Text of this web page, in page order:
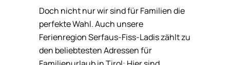
Doch nicht nur wir sind für Familien die
perfekte Wahl. Auch unsere
Ferienregion Serfaus-Fiss-Ladis zählt zu
den beliebtesten Adressen für